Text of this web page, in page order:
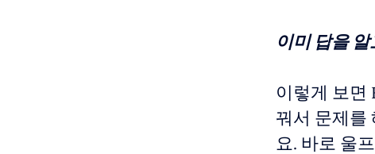
이미 답을
이렇게 보면
꿔서 문제를
요. 바로 울